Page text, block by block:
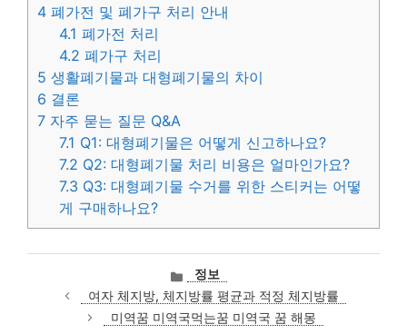
4 폐가전 및 폐가구 처리 안내
4.1 폐가전 처리
4.2 폐가구 처리
5 생활폐기물과 대형폐기물의 차이
6 결론
7 자주 묻는 질문 Q&A
7.1 Q1: 대형폐기물은 어떻게 신고하나요?
7.2 Q2: 대형폐기물 처리 비용은 얼마인가요?
7.3 Q3: 대형폐기물 수거를 위한 스티커는 어떻
게 구매하나요?
카
테
고
리
정보
여자 체지방, 체지방률 평균과 적정 체지방률
미역꿈 미역국먹는꿈 미역국 꿈 해몽